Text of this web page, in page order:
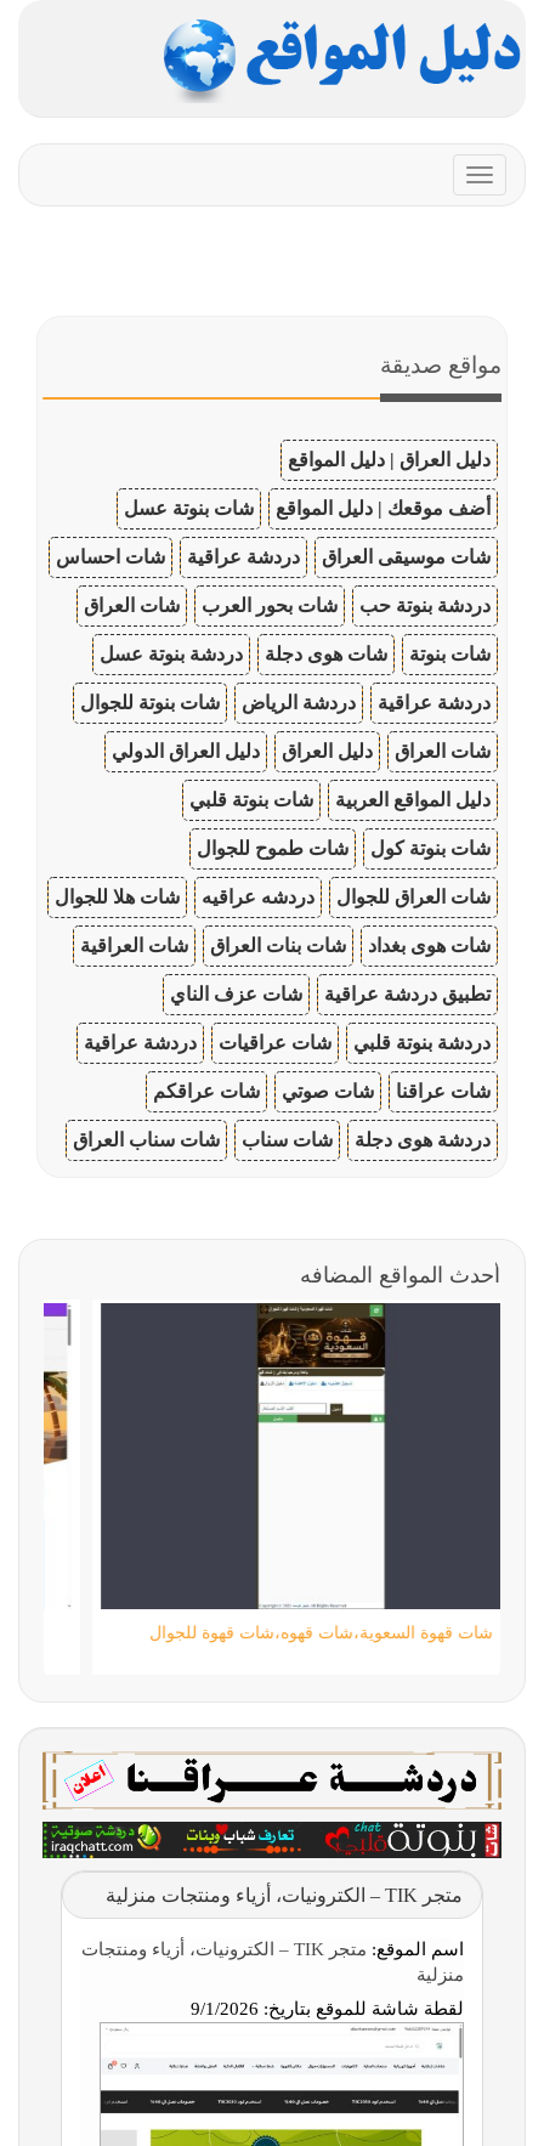
Toggle
navigation
مواقع صديقة
دليل العراق | دليل المواقع
أضف موقعك | دليل المواقع شات بنوتة عسل
شات موسيقى العراق دردشة عراقية شات احساس
دردشة بنوتة حب شات بحور العرب شات العراق
شات بنوتة شات هوى دجلة دردشة بنوتة عسل
دردشة عراقية دردشة الرياض شات بنوتة للجوال
شات العراق دليل العراق دليل العراق الدولي
دليل المواقع العربية شات بنوتة قلبي
شات بنوتة كول شات طموح للجوال
شات العراق للجوال دردشه عراقيه شات هلا للجوال
شات هوى بغداد شات بنات العراق شات العراقية
تطبيق دردشة عراقية شات عزف الناي
دردشة بنوتة قلبي شات عراقيات دردشة عراقية
شات عراقنا شات صوتي شات عراقكم
دردشة هوى دجلة شات سناب شات سناب العراق
أحدث المواقع المضافه
شات قهوة السعوية،شات قهوه،شات قهوة للجوال
متجر TIK – الكترونيات، أزياء ومنتجات منزلية
اسم الموقع:
متجر TIK – الكترونيات، أزياء ومنتجات
منزلية
لقطة شاشة للموقع بتاريخ: